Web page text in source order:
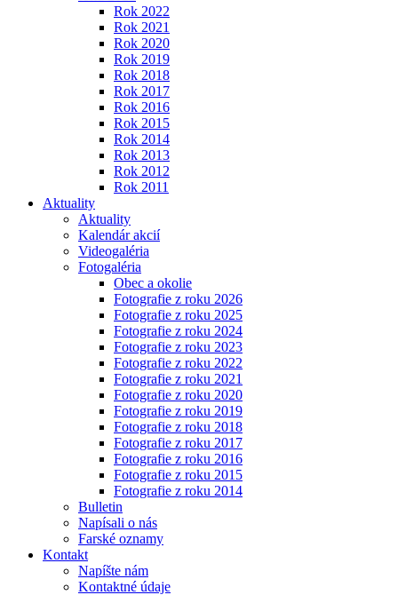
Rok 2022
Rok 2021
Rok 2020
Rok 2019
Rok 2018
Rok 2017
Rok 2016
Rok 2015
Rok 2014
Rok 2013
Rok 2012
Rok 2011
Aktuality
Aktuality
Kalendár akcií
Videogaléria
Fotogaléria
Obec a okolie
Fotografie z roku 2026
Fotografie z roku 2025
Fotografie z roku 2024
Fotografie z roku 2023
Fotografie z roku 2022
Fotografie z roku 2021
Fotografie z roku 2020
Fotografie z roku 2019
Fotografie z roku 2018
Fotografie z roku 2017
Fotografie z roku 2016
Fotografie z roku 2015
Fotografie z roku 2014
Bulletin
Napísali o nás
Farské oznamy
Kontakt
Napíšte nám
Kontaktné údaje